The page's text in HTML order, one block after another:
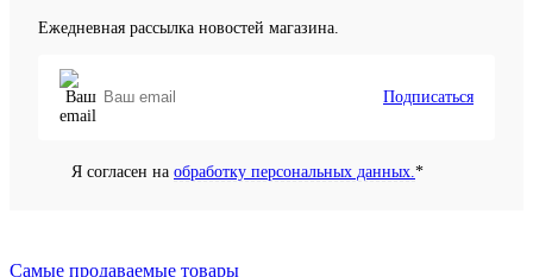
Ежедневная рассылка новостей магазина.
Подписаться
Я согласен на обработку персональных данных. *
Самые продаваемые товары